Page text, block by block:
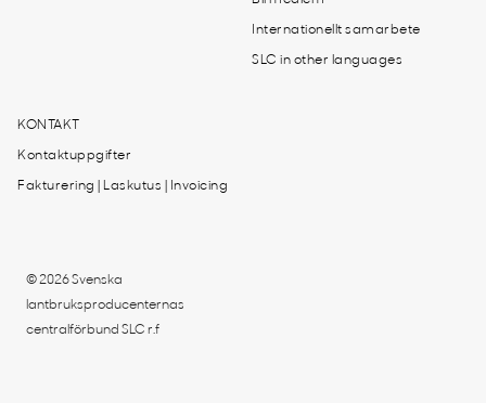
Internationellt samarbete
SLC in other languages
KONTAKT
Kontaktuppgifter
Fakturering | Laskutus | Invoicing
© 2026 Svenska
lantbruksproducenternas
centralförbund SLC r.f